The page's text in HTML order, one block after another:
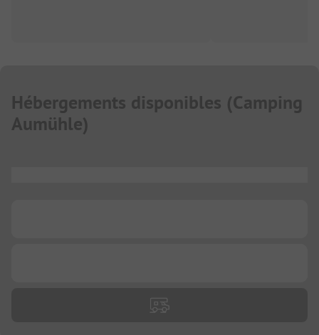
Hébergements disponibles (Camping
Aumühle)